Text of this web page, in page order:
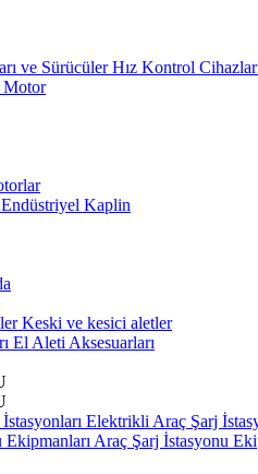
Hız Kontrol
Endüstriyel Kaplin
Keski ve kesici aletler
El Aleti Aksesuarları
Elektrikli Araç Şarj
Araç Şarj İstasyonu